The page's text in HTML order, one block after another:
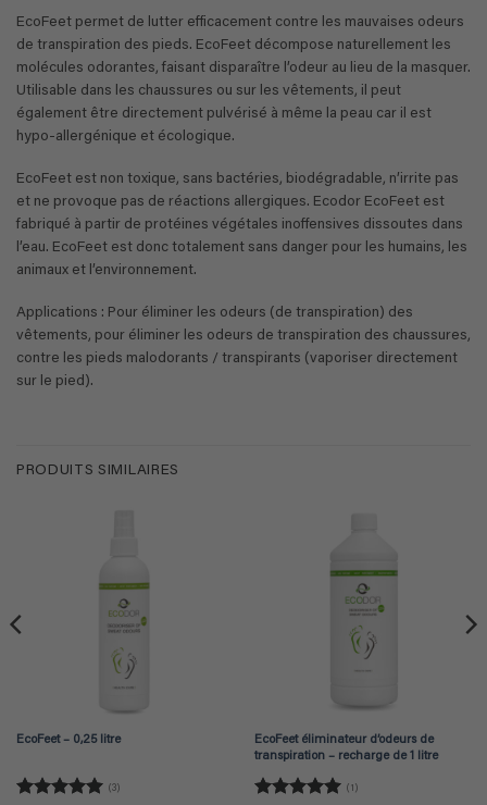
EcoFeet permet de lutter efficacement contre les mauvaises odeurs
de transpiration des pieds. EcoFeet décompose naturellement les
molécules odorantes, faisant disparaître l’odeur au lieu de la masquer.
Utilisable dans les chaussures ou sur les vêtements, il peut
également être directement pulvérisé à même la peau car il est
hypo-allergénique et écologique.
EcoFeet est non toxique, sans bactéries, biodégradable, n’irrite pas
et ne provoque pas de réactions allergiques. Ecodor EcoFeet est
fabriqué à partir de protéines végétales inoffensives dissoutes dans
l’eau. EcoFeet est donc totalement sans danger pour les humains, les
animaux et l’environnement.
Applications : Pour éliminer les odeurs (de transpiration) des
vêtements, pour éliminer les odeurs de transpiration des chaussures,
contre les pieds malodorants / transpirants (vaporiser directement
sur le pied).
PRODUITS SIMILAIRES
EcoFeet – 0,25 litre
(3)
EcoFeet éliminateur d’odeurs de
transpiration – recharge de 1 litre
(1)